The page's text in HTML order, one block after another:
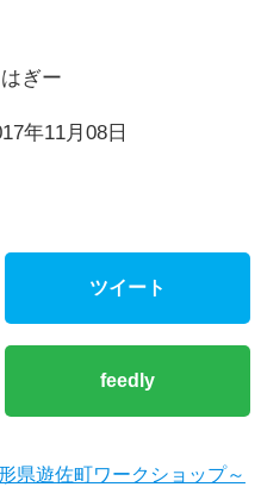
ぎー
年11月08日
ツイート
feedly
県遊佐町ワークショップ～